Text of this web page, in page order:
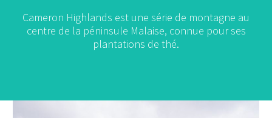
Cameron Highlands est une série de montagne au
centre de la péninsule Malaise, connue pour ses
plantations de thé.